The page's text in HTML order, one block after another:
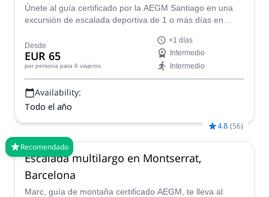
Únete al guía certificado por la AEGM Santiago en una
excursión de escalada deportiva de 1 o más días en
Margalef, Siurana, Arboli o Montsant.
Desde
EUR 65
por persona para 6 viajeros
+1 días
Intermedio
Intermedio
Availability:
Todo el año
Recomendado
4.8 (56)
Escalada multilargo en Montserrat,
Barcelona
Marc, guía de montaña certificado AEGM, te lleva al